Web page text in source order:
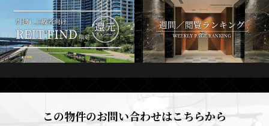
この物件のお問い合わせはこちらから